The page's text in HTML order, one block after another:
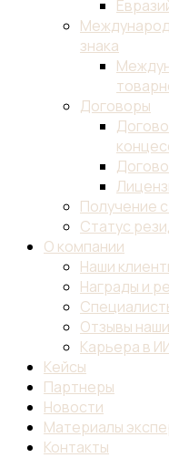
знака
Договоры
Получение
Статус
О компании
Наши
Награды и
Отзывы
Карьера в
Кейсы
Партнеры
Новости
Материалы
Контакты